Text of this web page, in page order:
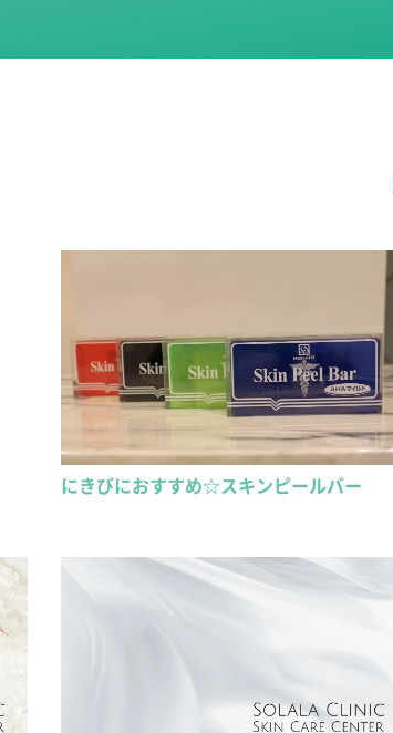
にきびにおすすめ☆スキンピールバー